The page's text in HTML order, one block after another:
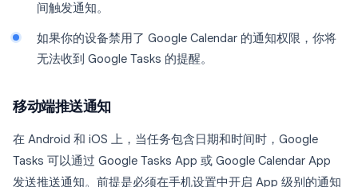
间触发通知。
如果你的设备禁用了 Google Calendar 的通知权限，你将
无法收到 Google Tasks 的提醒。
移动端推送通知
在 Android 和 iOS 上，当任务包含日期和时间时，Google
Tasks 可以通过 Google Tasks App 或 Google Calendar App
发送推送通知。前提是必须在手机设置中开启 App 级别的通知